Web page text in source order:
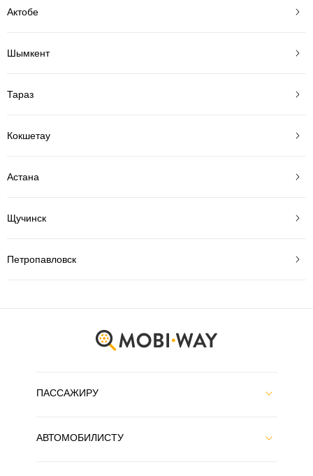
Актобе
Шымкент
Тараз
Кокшетау
Астана
Щучинск
Петропавловск
ПАССАЖИРУ
АВТОМОБИЛИСТУ